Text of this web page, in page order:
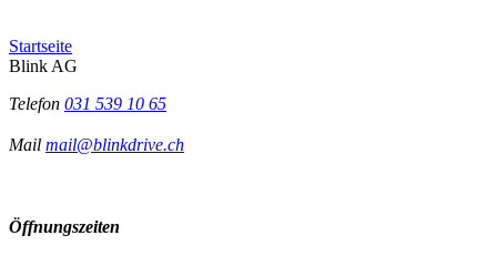
Startseite
Blink AG
Telefon 031 539 10 65
Mail mail@blinkdrive.ch
Öffnungszeiten